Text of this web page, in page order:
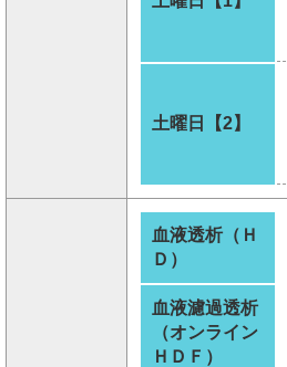
土曜日【2】
血液透析（Ｈ
Ｄ）
血液濾過透析
（オンライン
ＨＤＦ）